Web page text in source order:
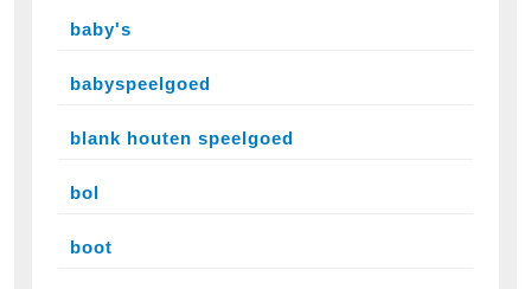
baby's
babyspeelgoed
blank houten speelgoed
bol
boot